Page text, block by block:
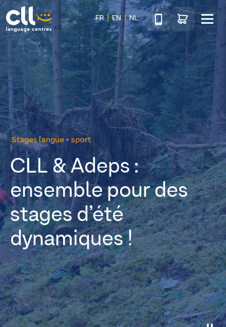
CLL
FR EN NL
TéléphoneAccéder au shop
Menu
Stages langue + sport
CLL & Adeps :
ensemble pour des
stages d’été
dynamiques !